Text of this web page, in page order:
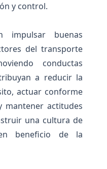
y control.
impulsar buenas
del transporte
conductas
a reducir la
actuar conforme
mantener actitudes
una cultura de
beneficio de la